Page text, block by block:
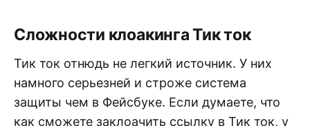
Сложности клоакинга Тик ток
Тик ток отнюдь не легкий источник. У них
намного серьезней и строже система
защиты чем в Фейсбуке. Если думаете, что
как сможете заклоачить ссылку в Тик ток, у